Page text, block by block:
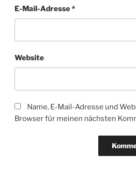
E-Mail-Adresse*
Website
Name, E-Mail-Adresse und
Browser für meinen nächsten